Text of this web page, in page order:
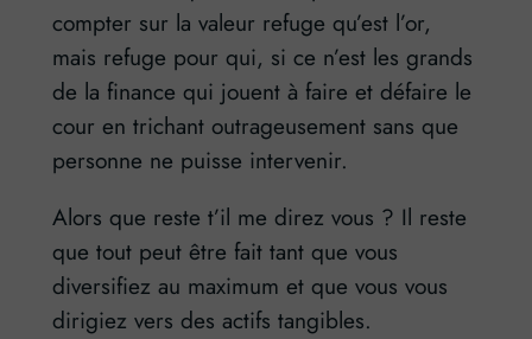
compter sur la valeur refuge qu’est l’or,
mais refuge pour qui, si ce n’est les grands
de la finance qui jouent à faire et défaire le
cour en trichant outrageusement sans que
personne ne puisse intervenir.
Alors que reste t’il me direz vous ? Il reste
que tout peut être fait tant que vous
diversifiez au maximum et que vous vous
dirigiez vers des actifs tangibles.